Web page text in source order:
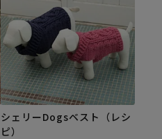
シェリーDogsベスト（レシ
ピ）